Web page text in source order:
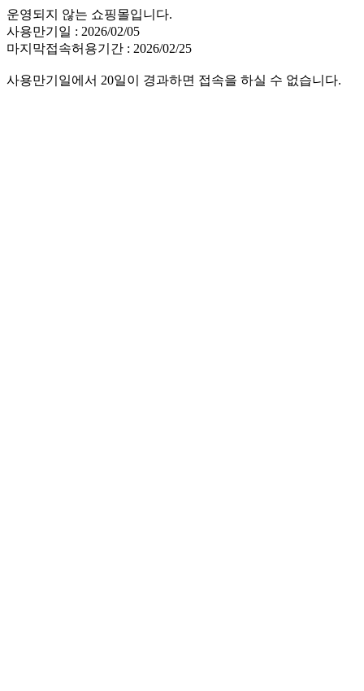
운영되지 않는 쇼핑몰입니다.
사용만기일 : 2026/02/05
마지막접속허용기간 : 2026/02/25
사용만기일에서 20일이 경과하면 접속을 하실 수 없습니다.